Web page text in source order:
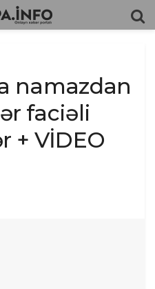
namazdan
faciəli
+ VİDEO